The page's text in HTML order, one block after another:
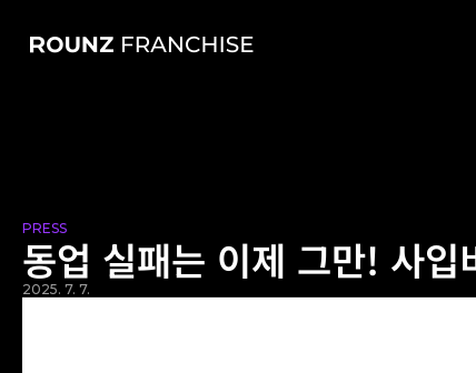
PRESS
동업 실패는 이제 그만! 사
2025. 7. 7.